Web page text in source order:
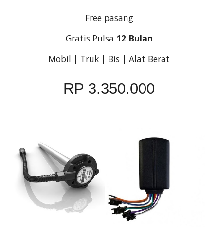
Free pasang
Gratis Pulsa 12 Bulan
Mobil | Truk | Bis | Alat Berat
RP 3.350.000